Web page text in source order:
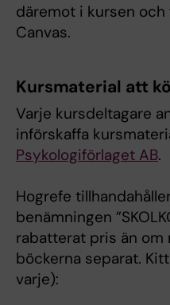
däremot i kursen
Canvas.
Kursmaterial att
Varje kursdeltagare
införskaffa
Psykologiförlaget AB.
Hogrefe
benämningen
rabatterat pris än om
böckerna separat.
varje):